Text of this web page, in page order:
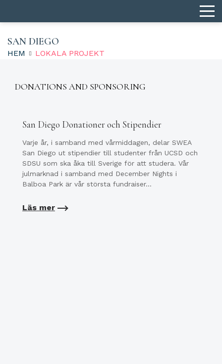
SAN DIEGO
HEM LOKALA PROJEKT
DONATIONS AND SPONSORING
San Diego Donationer och Stipendier
Varje år, i samband med vårmiddagen, delar SWEA
San Diego ut stipendier till studenter från UCSD och
SDSU som ska åka till Sverige för att studera. Vår
julmarknad i samband med December Nights i
Balboa Park är vår största fundraiser…
Läs mer